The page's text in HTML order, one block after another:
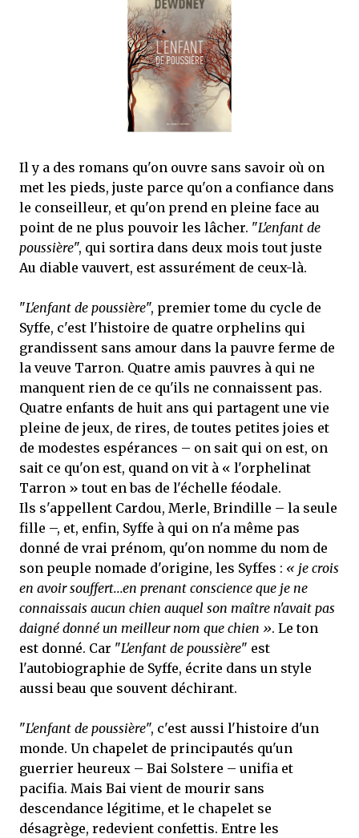
que Thomas connaissait et appréciait Olivier. Marlowe découvre une ville qu’il
ne connaissait pas, habitée par la méfiance, la peur et le rigorisme de la Ligue,
une ville pleine de mystères et de vieilles rancœurs. La Dame d...
Il y a des romans qu'on ouvre sans savoir où on
met les pieds, juste parce qu'on a confiance dans
le conseilleur, et qu'on prend en pleine face au
point de ne plus pouvoir les lâcher. "L'enfant de
poussière", qui sortira dans deux mois tout juste
Au diable vauvert, est assurément de ceux-là.
"L'enfant de poussière", premier tome du cycle de
Syffe, c'est l'histoire de quatre orphelins qui
grandissent sans amour dans la pauvre ferme de
la veuve Tarron. Quatre amis pauvres à qui ne
manquent rien de ce qu'ils ne connaissent pas.
Quatre enfants de huit ans qui partagent une vie
pleine de jeux, de rires, de toutes petites joies et
de modestes espérances – on sait qui on est, on
sait ce qu'on est, quand on vit à « l'orphelinat
Tarron » tout en bas de l'échelle féodale.
Ils s'appellent Cardou, Merle, Brindille – la seule
fille –, et, enfin, Syffe à qui on n'a même pas
donné de vrai prénom, qu'on nomme du nom de
son peuple nomade d'origine, les Syffes : « je crois
en avoir souffert...en prenant conscience que je ne
connaissais aucun chien auquel son maître n'avait pas
daigné donné un meilleur nom que chien ». Le ton
est donné. Car "L'enfant de poussière" est
l'autobiographie de Syffe, écrite dans un style
aussi beau que souvent déchirant.
"L'enfant de poussière", c'est aussi l'histoire d'un
monde. Un chapelet de principautés qu'un
guerrier heureux – Bai Solstere – unifia et
pacifia. Mais Bai vient de mourir sans
descendance légitime, et le chapelet se
désagrège, redevient confettis. Entre les